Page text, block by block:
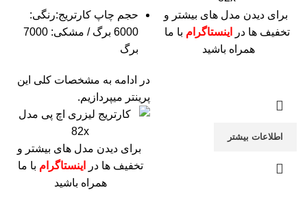
برای دیدن مدل های بیشتر و
تخفیف ها در
اینستاگرام با ما
همراه باشید
اطلاعات بیشتر
حجم چاپ کارتریج:رنگی:
6000 برگ / مشکی: 7000
برگ
در ادامه به مشخصات کلی این
پرینتر میپردازیم.
برای دیدن مدل های بیشتر و
تخفیف ها در
اینستاگرام با ما
همراه باشید